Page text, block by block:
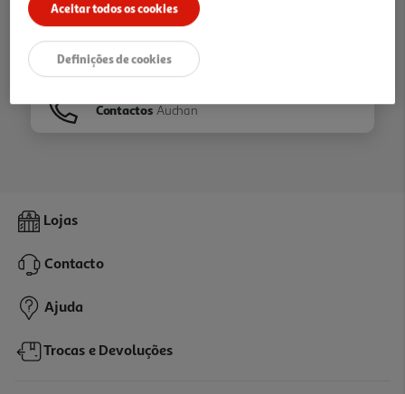
Folhetos
Contactos Auchan
Lojas
Contacto
Ajuda
Trocas e Devoluções
Aceitar todos os cookies
Definições de cookies